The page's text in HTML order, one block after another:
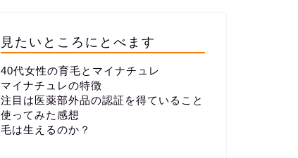
見たいところにとべます
40代女性の育毛とマイナチュレ
マイナチュレの特徴
注目は医薬部外品の認証を得ていること
使ってみた感想
毛は生えるのか？